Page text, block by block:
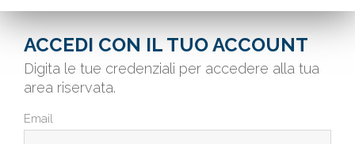
ACCEDI CON IL TUO ACCOUNT
Digita le tue credenziali per accedere alla tua
area riservata.
Email